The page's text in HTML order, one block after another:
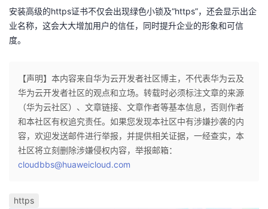
安装高级的https证书不仅会出现绿色小锁及“https”，还会显示出企
业名称，这会大大增加用户的信任，同时提升企业的形象和可信
度。
【声明】本内容来自华为云开发者社区博主，不代表华为云及
华为云开发者社区的观点和立场。转载时必须标注文章的来源
（华为云社区）、文章链接、文章作者等基本信息，否则作者
和本社区有权追究责任。如果您发现本社区中有涉嫌抄袭的内
容，欢迎发送邮件进行举报，并提供相关证据，一经查实，本
社区将立刻删除涉嫌侵权内容，举报邮箱：
cloudbbs@huaweicloud.com
https